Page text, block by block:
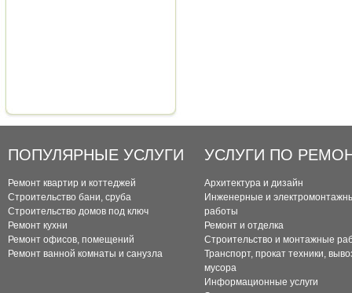
ПОПУЛЯРНЫЕ УСЛУГИ
Ремонт квартир и коттеджей
Строительство бани, сруба
Строительство домов под ключ
Ремонт кухни
Ремонт офисов, помещений
Ремонт ванной комнаты и санузла
УСЛУГИ ПО
Архитектура и дизайн
Инженерные и
работы
Ремонт и отделка
Строительство и монтажные
Транспорт, прокат техники,
мусора
Информационные услуги